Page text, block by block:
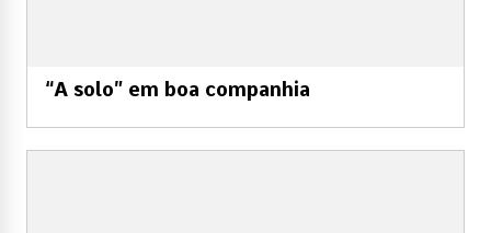
“A solo” em boa companhia